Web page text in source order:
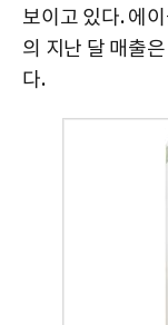
보이고 있다.에
의 지난 달 매출
다.